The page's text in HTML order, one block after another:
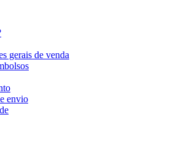
gerais de venda
envio